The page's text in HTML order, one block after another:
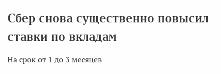
Сбер снова существенно повысил
ставки по вкладам
На срок от 1 до 3 месяцев